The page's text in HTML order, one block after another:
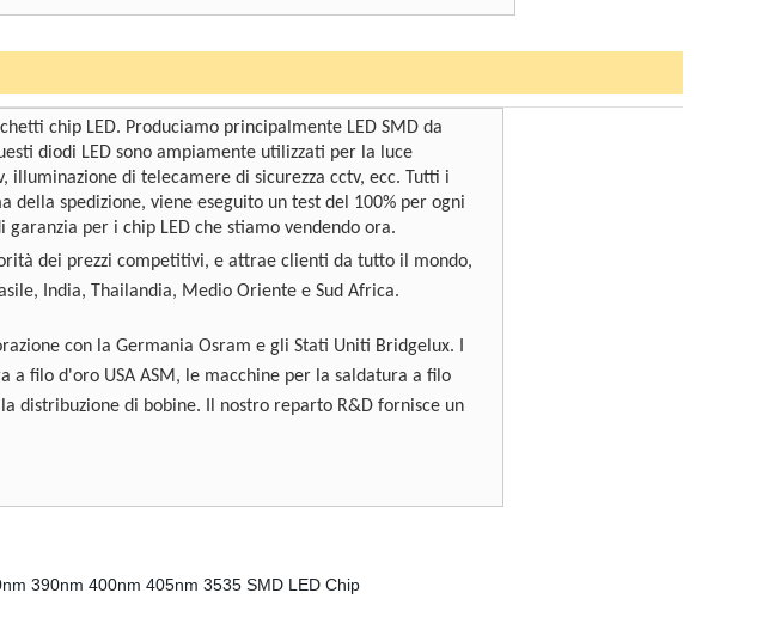
chip LED. Produciamo principalmente LED SMD da
diodi LED sono ampiamente utilizzati per la luce
di telecamere di sicurezza cctv, ecc. Tutti i
della spedizione, viene eseguito un test del 100% per ogni
per i chip LED che stiamo vendendo ora.
dei prezzi competitivi, e attrae clienti da tutto il mondo,
India, Thailandia, Medio Oriente e Sud Africa.
con la Germania Osram e gli Stati Uniti Bridgelux. I
filo d'oro USA ASM, le macchine per la saldatura a filo
distribuzione di bobine. Il nostro reparto R&D fornisce un